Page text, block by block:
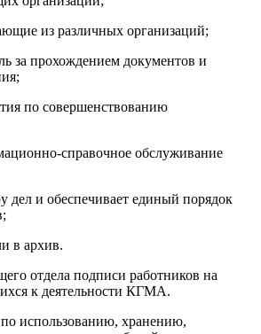
из различных организаций;
за прохождением документов и
по совершенствованию
справочное обслуживание
дел и обеспечивает единый порядок
в архив.
отдела подписи работников на
к деятельности КГМА.
по использованию, хранению,